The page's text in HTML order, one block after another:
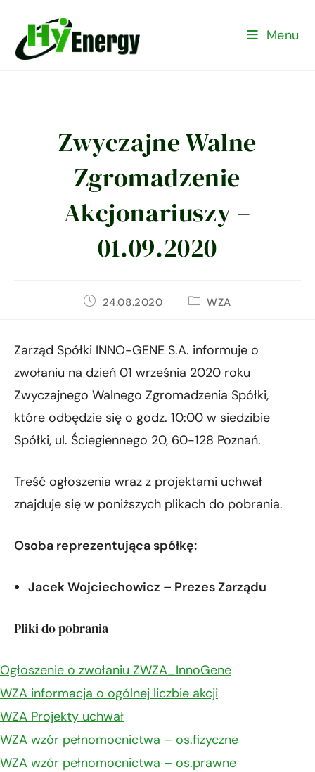
Menu
Zwyczajne Walne
Zgromadzenie
Akcjonariuszy –
01.09.2020
24.08.2020 WZA
Zarząd Spółki INNO-GENE S.A. informuje o
zwołaniu na dzień 01 września 2020 roku
Zwyczajnego Walnego Zgromadzenia Spółki,
które odbędzie się o godz. 10:00 w siedzibie
Spółki, ul. Ściegiennego 20, 60-128 Poznań.
Treść ogłoszenia wraz z projektami uchwał
znajduje się w poniższych plikach do pobrania.
Osoba reprezentująca spółkę:
Jacek Wojciechowicz – Prezes Zarządu
Pliki do pobrania
Ogłoszenie o zwołaniu ZWZA_InnoGene
WZA informacja o ogólnej liczbie akcji
WZA Projekty uchwał
WZA wzór pełnomocnictwa – os.fizyczne
WZA wzór pełnomocnictwa – os.prawne